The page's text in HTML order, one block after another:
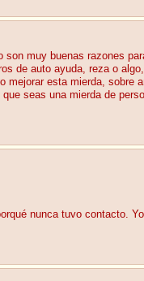
muy buenas razones
de auto ayuda, reza o
esta mierda,
seas una mierda de
nunca tuvo contacto.